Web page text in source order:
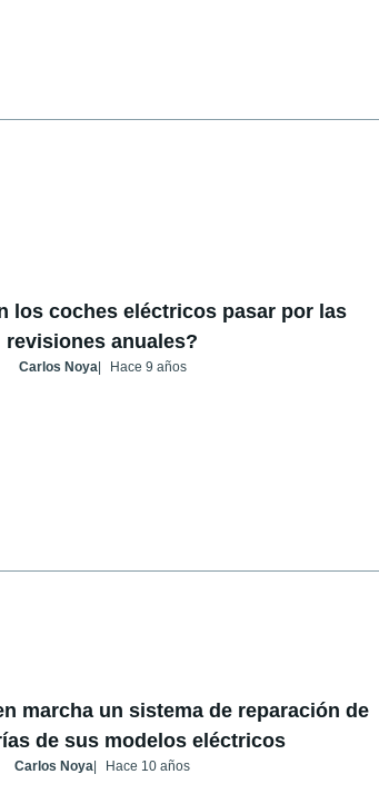
los coches eléctricos pasar por las
revisiones anuales?
Carlos Noya Hace 9 años
marcha un sistema de reparación de
de sus modelos eléctricos
Carlos Noya Hace 10 años